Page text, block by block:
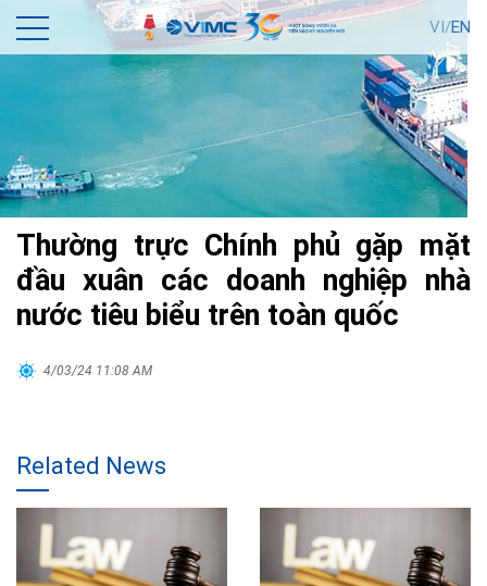
VI/EN
Thường trực Chính phủ gặp mặt
đầu xuân các doanh nghiệp nhà
nước tiêu biểu trên toàn quốc
4/03/24 11:08 AM
Related News